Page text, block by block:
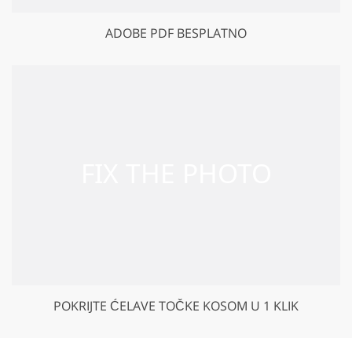
ADOBE PDF BESPLATNO
POKRIJTE ĆELAVE TOČKE KOSOM U 1 KLIK